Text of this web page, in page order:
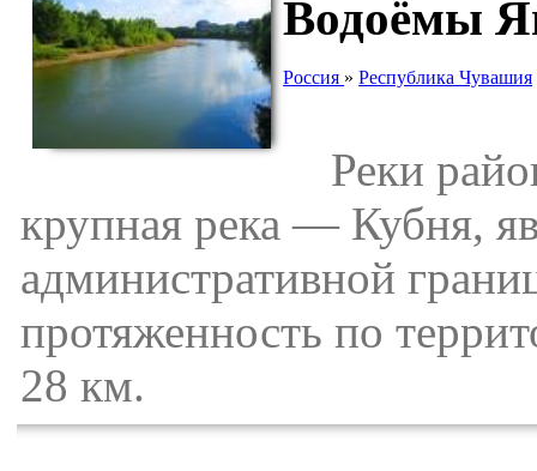
Водоёмы
Россия »Республика Чувашия
Реки
крупная река — Кубня,
административной
протяженность по
28 км.